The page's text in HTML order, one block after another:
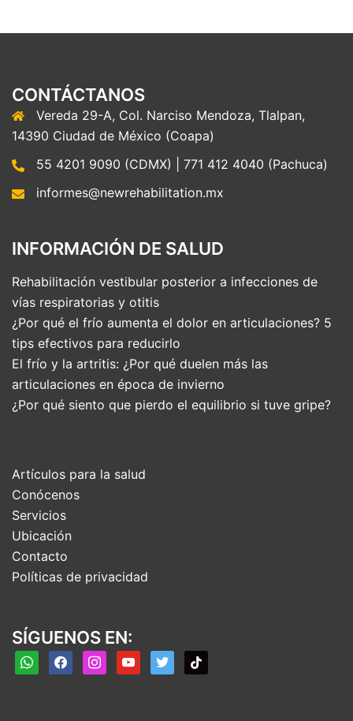
CONTÁCTANOS
Vereda 29-A, Col. Narciso Mendoza, Tlalpan,
14390 Ciudad de México (Coapa)
55 4201 9090 (CDMX) | 771 412 4040 (Pachuca)
informes@newrehabilitation.mx
INFORMACIÓN DE SALUD
Rehabilitación vestibular posterior a infecciones de
vías respiratorias y otitis
¿Por qué el frío aumenta el dolor en articulaciones? 5
tips efectivos para reducirlo
El frío y la artritis: ¿Por qué duelen más las
articulaciones en época de invierno
¿Por qué siento que pierdo el equilibrio si tuve gripe?
Artículos para la salud
Conócenos
Servicios
Ubicación
Contacto
Políticas de privacidad
SÍGUENOS EN: